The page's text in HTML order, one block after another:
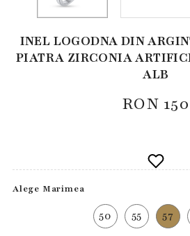
INEL LOGODNA DIN
PIATRA ZIRCONIA
ALB
RON 150
Alege Marimea
50 55 57